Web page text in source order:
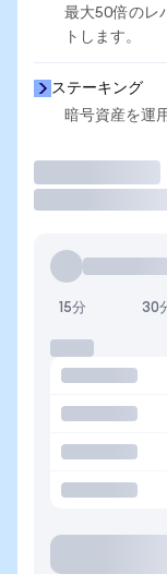
最大50倍のレ
トします。
ステーキング
暗号資産を運
15分 30